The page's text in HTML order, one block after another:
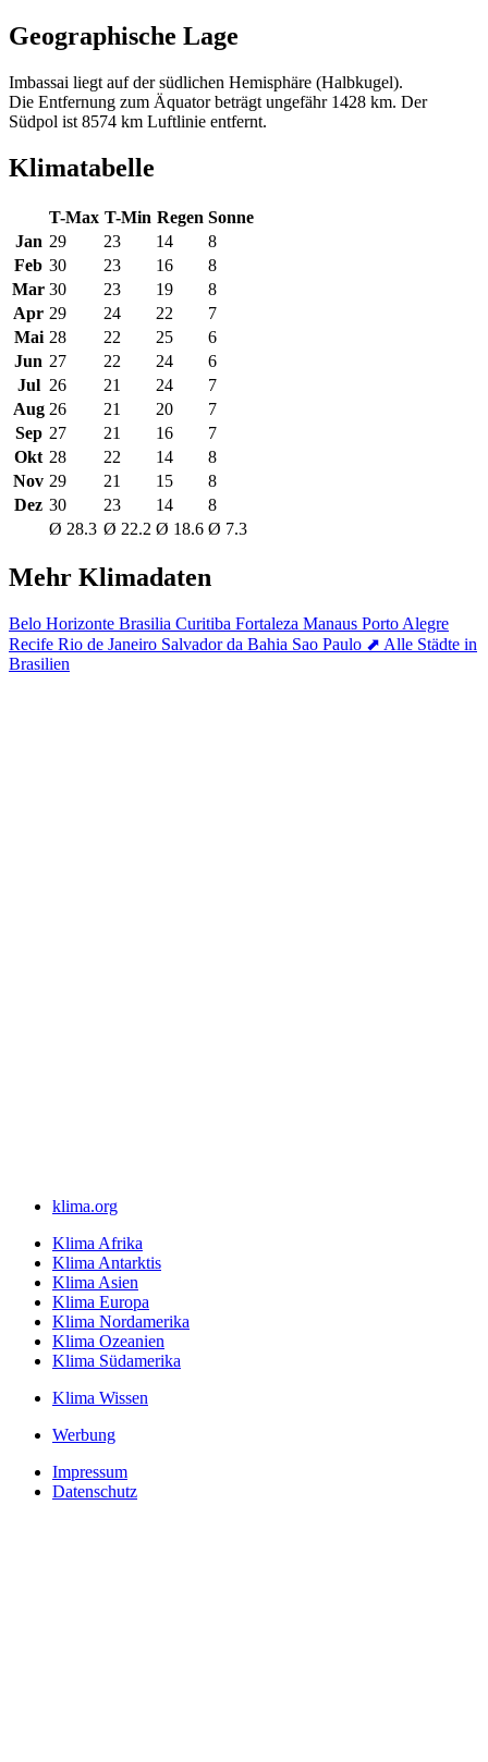
Geographische Lage
Imbassai liegt auf der südlichen Hemisphäre (Halbkugel).
Die Entfernung zum Äquator beträgt ungefähr 1428 km. Der
Südpol ist 8574 km Luftlinie entfernt.
Klimatabelle
T-Max T-Min Regen Sonne
Jan 29 23 14
8
Feb 30 23 16
8
Mar 30 23 19
8
Apr 29 24 22
7
Mai 28 22 25
6
Jun 27 22 24
6
Jul 26 21 24
7
Aug 26 21 20
7
Sep 27 21 16
7
Okt 28 22 14
8
Nov 29 21 15
8
Dez 30 23 14
8
Ø 28.3 Ø 22.2 Ø 18.6 Ø 7.3
Mehr Klimadaten
Belo Horizonte Brasilia Curitiba Fortaleza Manaus Porto Alegre
Recife Rio de Janeiro Salvador da Bahia Sao Paulo ⬈ Alle Städte in
Brasilien
klima.org
Klima Afrika
Klima Antarktis
Klima Asien
Klima Europa
Klima Nordamerika
Klima Ozeanien
Klima Südamerika
Klima Wissen
Werbung
Impressum
Datenschutz